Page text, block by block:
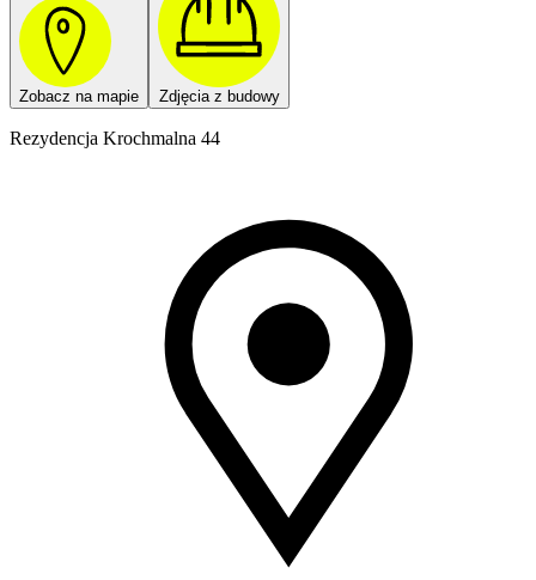
Zobacz na mapie Zdjęcia z budowy
Rezydencja Krochmalna 44